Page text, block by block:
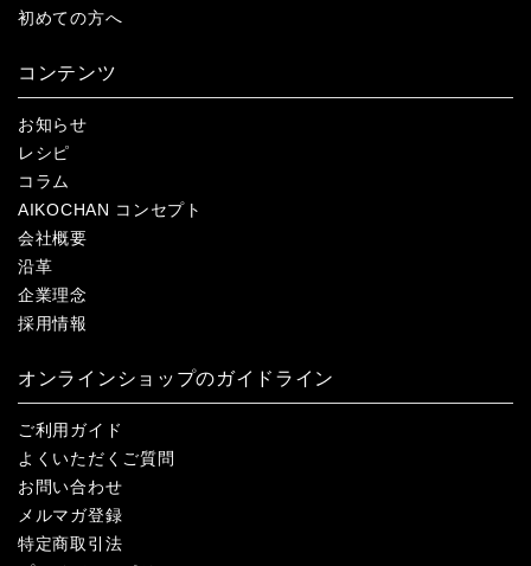
初めての方へ
コンテンツ
お知らせ
レシピ
コラム
AIKOCHAN コンセプト
会社概要
沿革
企業理念
採用情報
オンラインショップのガイドライン
ご利用ガイド
よくいただくご質問
お問い合わせ
メルマガ登録
特定商取引法